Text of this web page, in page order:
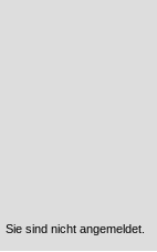
Sie sind nicht angemeldet.